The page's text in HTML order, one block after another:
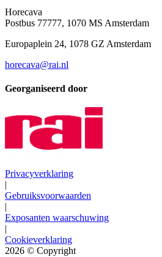
Horecava
Postbus 77777, 1070 MS Amsterdam
Europaplein 24, 1078 GZ Amsterdam
horecava@rai.nl
Georganiseerd door
Privacyverklaring
|
Gebruiksvoorwaarden
|
Exposanten waarschuwing
|
Cookieverklaring
2026 © Copyright